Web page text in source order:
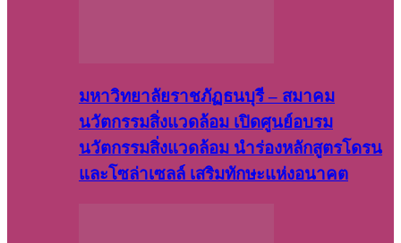
มหาวิทยาลัยราชภัฏธนบุรี – สมาคม
นวัตกรรมสิ่งแวดล้อม เปิดศูนย์อบรม
นวัตกรรมสิ่งแวดล้อม นำร่องหลักสูตรโดรน
และโซล่าเซลล์ เสริมทักษะแห่งอนาคต